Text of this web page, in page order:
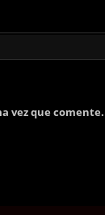
vez que comente.